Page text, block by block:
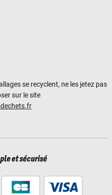
se recyclent, ne les jetez pas
sur le site
et sécurisé